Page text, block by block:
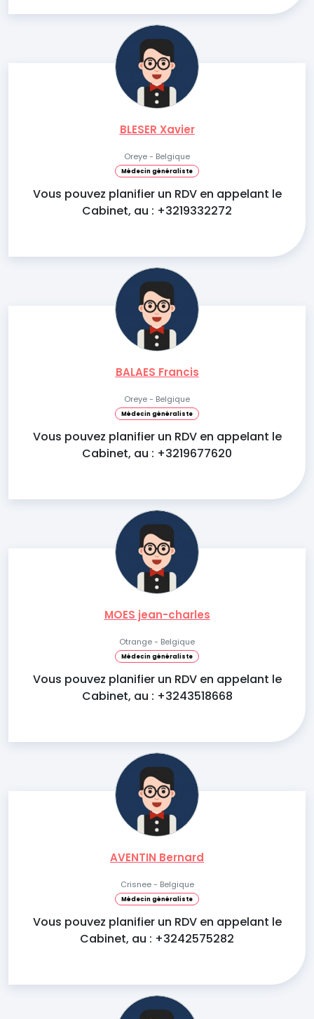
BLESER Xavier
Oreye - Belgique
Médecin généraliste
Vous pouvez planifier un RDV en appelant le
Cabinet, au : +3219332272
BALAES Francis
Oreye - Belgique
Médecin généraliste
Vous pouvez planifier un RDV en appelant le
Cabinet, au : +3219677620
MOES jean-charles
Otrange - Belgique
Médecin généraliste
Vous pouvez planifier un RDV en appelant le
Cabinet, au : +3243518668
AVENTIN Bernard
Crisnee - Belgique
Médecin généraliste
Vous pouvez planifier un RDV en appelant le
Cabinet, au : +3242575282